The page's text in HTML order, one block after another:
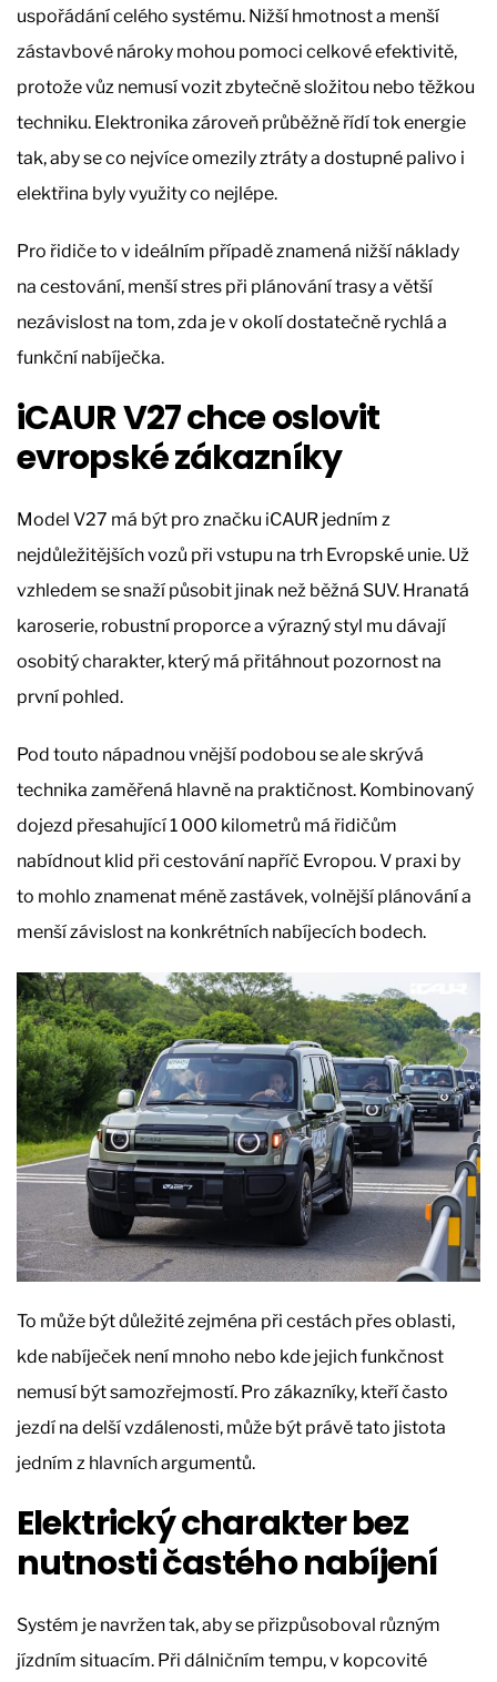
uspořádání celého systému. Nižší hmotnost a menší
zástavbové nároky mohou pomoci celkové efektivitě,
protože vůz nemusí vozit zbytečně složitou nebo těžkou
techniku. Elektronika zároveň průběžně řídí tok energie
tak, aby se co nejvíce omezily ztráty a dostupné palivo i
elektřina byly využity co nejlépe.
Pro řidiče to v ideálním případě znamená nižší náklady
na cestování, menší stres při plánování trasy a větší
nezávislost na tom, zda je v okolí dostatečně rychlá a
funkční nabíječka.
iCAUR V27 chce oslovit
evropské zákazníky
Model V27 má být pro značku iCAUR jedním z
nejdůležitějších vozů při vstupu na trh Evropské unie. Už
vzhledem se snaží působit jinak než běžná SUV. Hranatá
karoserie, robustní proporce a výrazný styl mu dávají
osobitý charakter, který má přitáhnout pozornost na
první pohled.
Pod touto nápadnou vnější podobou se ale skrývá
technika zaměřená hlavně na praktičnost. Kombinovaný
dojezd přesahující 1 000 kilometrů má řidičům
nabídnout klid při cestování napříč Evropou. V praxi by
to mohlo znamenat méně zastávek, volnější plánování a
menší závislost na konkrétních nabíjecích bodech.
To může být důležité zejména při cestách přes oblasti,
kde nabíječek není mnoho nebo kde jejich funkčnost
nemusí být samozřejmostí. Pro zákazníky, kteří často
jezdí na delší vzdálenosti, může být právě tato jistota
jedním z hlavních argumentů.
Elektrický charakter bez
nutnosti častého nabíjení
Systém je navržen tak, aby se přizpůsoboval různým
jízdním situacím. Při dálničním tempu, v kopcovité